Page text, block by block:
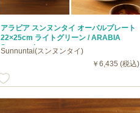
アラビア スンヌンタイ オーバルプレート
22×25cm ライトグリーン / ARABIA
Sunnuntai
Sunnuntai(スンヌンタイ)
￥6,435 (税込)